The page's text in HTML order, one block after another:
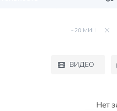
~20 МИН
ВИДЕО
Нет